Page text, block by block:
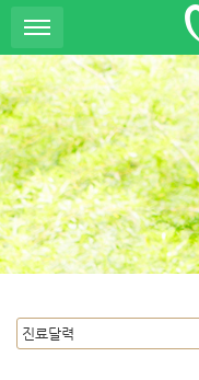
S
u
b
P
r
o
m
o
t
i